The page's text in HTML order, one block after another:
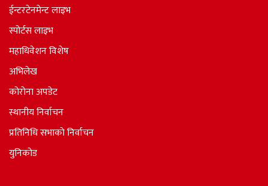
ईन्टरटेनमेन्ट लाइभ
स्पोर्टस लाइभ
महाधिवेशन विशेष
अभिलेख
कोरोना अपडेट
स्थानीय निर्वाचन
प्रतिनिधि सभाकाे निर्वाचन
युनिकोड